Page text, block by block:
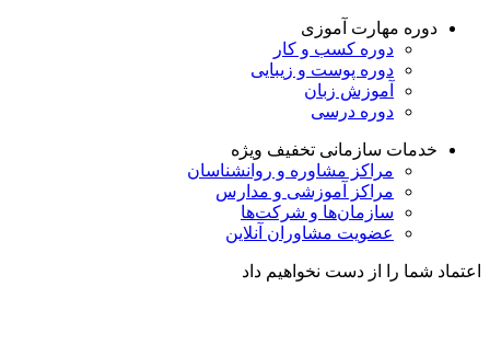
دوره مهارت آموزی
دوره کسب و کار
دوره پوست و زیبایی
آموزش زبان
دوره درسی
خدمات سازمانی تخفیف ویژه
مراکز مشاوره و روانشناسان
مراکز آموزشی و مدارس
سازمان‌ها و شرکت‌ها
عضویت مشاوران آنلاین
اعتماد شما را از دست نخواهیم داد